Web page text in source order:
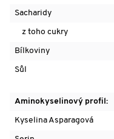
Sacharidy
z toho cukry
Bílkoviny
Sůl
Aminokyselinový profil:
Kyselina Asparagová